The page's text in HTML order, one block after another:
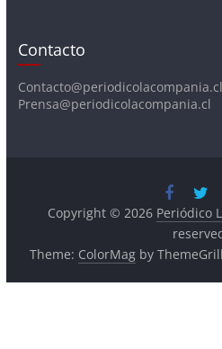
Contacto
Contacto@periodicolacompania.cl
Prensa@periodicolacompania.cl
Copyright © 2026 Periódico
Theme: ColorMagby